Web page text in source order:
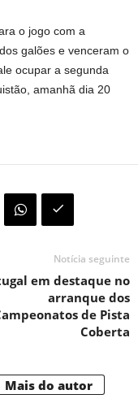
o jogo com a
galões e venceram o
ocupar a segunda
amanhã dia 20
Notícia seguinte
em destaque no
arranque dos
de Pista
Coberta
Mais do autor